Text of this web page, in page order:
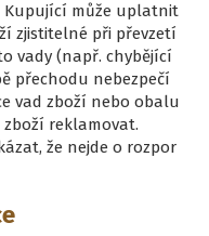
Kupující může uplatnit
zjistitelné při převzetí
vady (např. chybějící
přechodu nebezpečí
vad zboží nebo obalu
reklamovat.
že nejde o rozpor